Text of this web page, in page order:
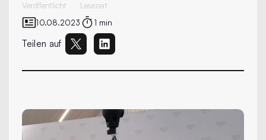
Veröffentlicht
10.08.2023
Lesezeit
1 min
Teilen auf